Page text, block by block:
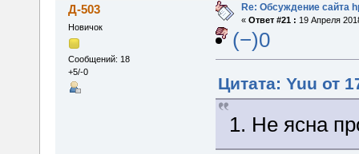
Д-503
Новичок
Сообщений: 18
+5/-0
Re: Обсуждение сайта
« Ответ #21 : 19 Апреля
(−)0
Цитата: Yuu от
1. Не ясна